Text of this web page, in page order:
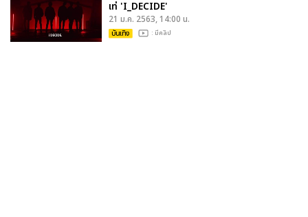
เท่ 'I_DECIDE'
21 ม.ค. 2563, 14:00 น.
บันเทิง : มีคลิป